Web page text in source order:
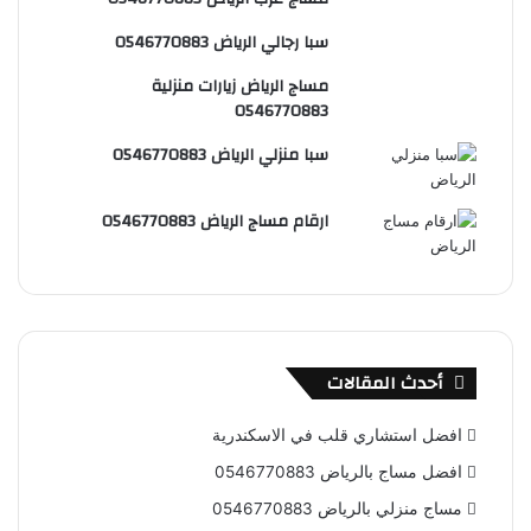
س
ت
e
و
ق
R
سبا رجالي الرياض 0546770883
مساج الرياض زيارات منزلية
0546770883
سبا منزلي الرياض 0546770883
ارقام مساج الرياض 0546770883
أحدث المقالات
افضل استشاري قلب في الاسكندرية
افضل مساج بالرياض 0546770883
مساج منزلي بالرياض 0546770883